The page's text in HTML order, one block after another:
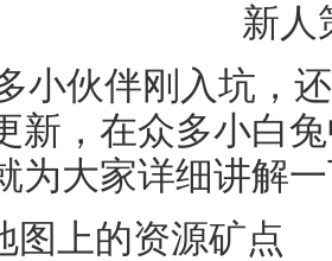
新人
小伙伴刚入坑，
新，在众多小白
为大家详细讲解
图上的资源矿点